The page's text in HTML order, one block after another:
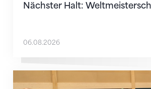
Nächster Halt:
06.08.2026
Mit klaren Zielen nach Zagreb